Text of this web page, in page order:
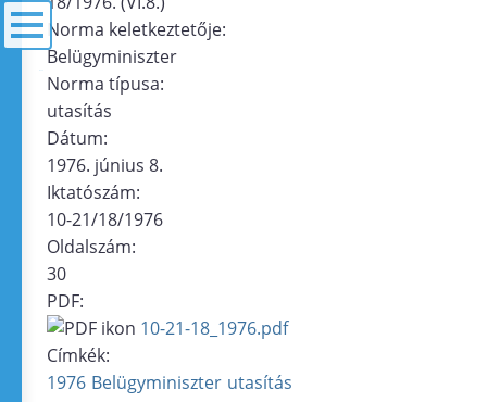
Norma keletkeztetője:
Belügyminiszter
Norma típusa:
utasítás
Dátum:
1976. június 8.
Iktatószám:
10-21/18/1976
Oldalszám:
30
PDF:
10-21-18_1976.pdf
Címkék:
1976 Belügyminiszter utasítás